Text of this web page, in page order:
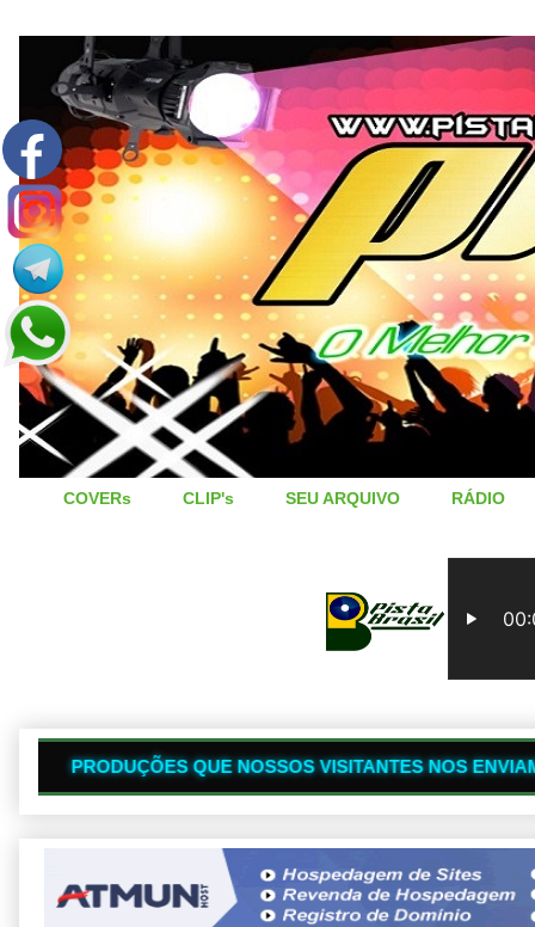
COVERs CLIP's SEU ARQUIVO RÁDIO
QUE NOSSOS VISITANTES NOS ENVIAM 🔥